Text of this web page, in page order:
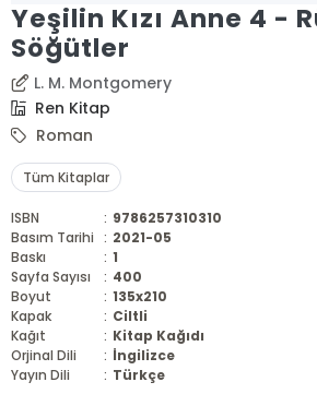
Yeşilin Kızı Anne 4 -
Söğütler
L. M. Montgomery
Ren Kitap
Roman
Tüm Kitaplar
ISBN : 9786257310310
Basım Tarihi : 2021-05
Baskı
: 1
Sayfa Sayısı
: 400
Boyut
: 135x210
Kapak
: Ciltli
Kağıt
: Kitap Kağıdı
Orjinal Dili
: İngilizce
Yayın Dili
: Türkçe